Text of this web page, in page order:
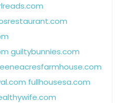
guiltybunnies.com
fullhousesa.com